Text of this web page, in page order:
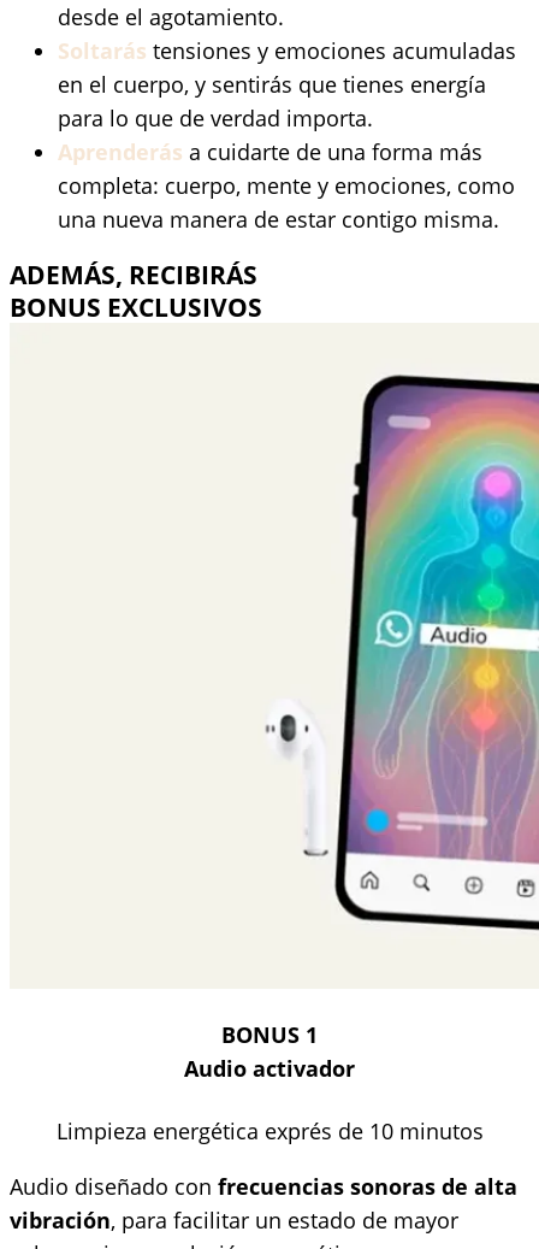
desde el agotamiento.
Soltarás tensiones y emociones acumuladas
en el cuerpo, y sentirás que tienes energía
para lo que de verdad importa.
Aprenderás a cuidarte de una forma más
completa: cuerpo, mente y emociones, como
una nueva manera de estar contigo misma.
ADEMÁS, RECIBIRÁS
BONUS EXCLUSIVOS
BONUS 1
Audio activador
Limpieza energética exprés de 10 minutos
Audio diseñado con frecuencias sonoras de alta
vibración, para facilitar un estado de mayor